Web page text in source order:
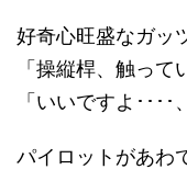
好奇心旺盛なガッ
「操縦桿、触って
「いいですよ･･･
パイロットがあわ